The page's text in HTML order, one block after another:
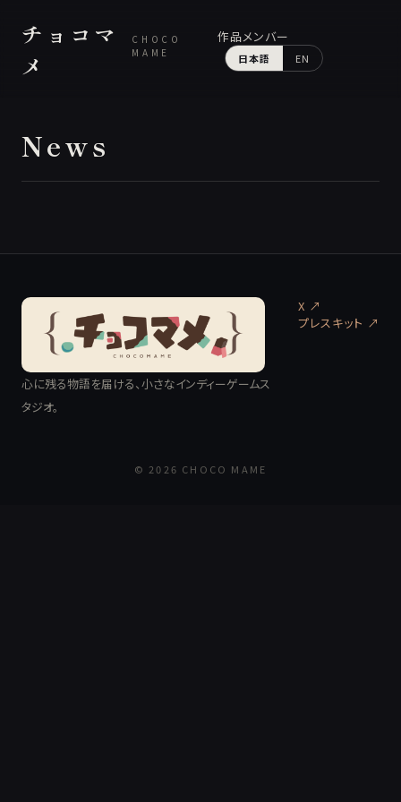
チョコマ
メ
CHOCO
MAME
作品メンバー
日本語 EN
News
心に残る物語を届ける、小さなインディーゲームス
タジオ。
X ↗
プレスキット ↗
© 2026 CHOCO MAME